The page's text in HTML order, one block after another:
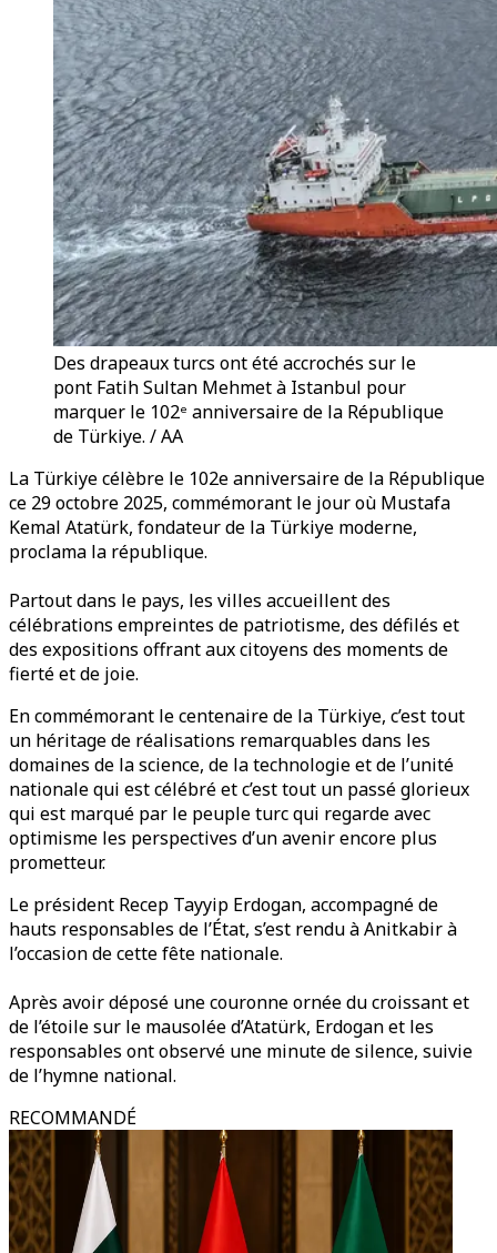
Des drapeaux turcs ont été accrochés sur le
pont Fatih Sultan Mehmet à Istanbul pour
marquer le 102ᵉ anniversaire de la République
de Türkiye. / AA
La Türkiye célèbre le 102e anniversaire de la République
ce 29 octobre 2025, commémorant le jour où Mustafa
Kemal Atatürk, fondateur de la Türkiye moderne,
proclama la république.
Partout dans le pays, les villes accueillent des
célébrations empreintes de patriotisme, des défilés et
des expositions offrant aux citoyens des moments de
fierté et de joie.
En commémorant le centenaire de la Türkiye, c’est tout
un héritage de réalisations remarquables dans les
domaines de la science, de la technologie et de l’unité
nationale qui est célébré et c’est tout un passé glorieux
qui est marqué par le peuple turc qui regarde avec
optimisme les perspectives d’un avenir encore plus
prometteur.
Le président Recep Tayyip Erdogan, accompagné de
hauts responsables de l’État, s’est rendu à Anitkabir à
l’occasion de cette fête nationale.
Après avoir déposé une couronne ornée du croissant et
de l’étoile sur le mausolée d’Atatürk, Erdogan et les
responsables ont observé une minute de silence, suivie
de l’hymne national.
RECOMMANDÉ